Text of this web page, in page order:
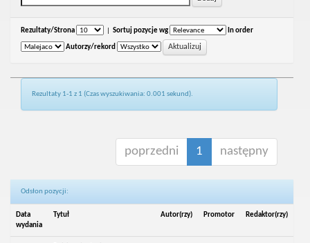
Rezultaty/Strona Sortuj pozycje wg In order
Autorzy/rekord
Rezultaty 1-1 z 1 (Czas wyszukiwania: 0.001 sekund).
poprzedni 1 następny
Odsłon pozycji:
Data
wydania
Tytuł Autor(rzy) Promotor Redaktor(rzy)